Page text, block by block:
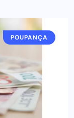
POUPANÇA